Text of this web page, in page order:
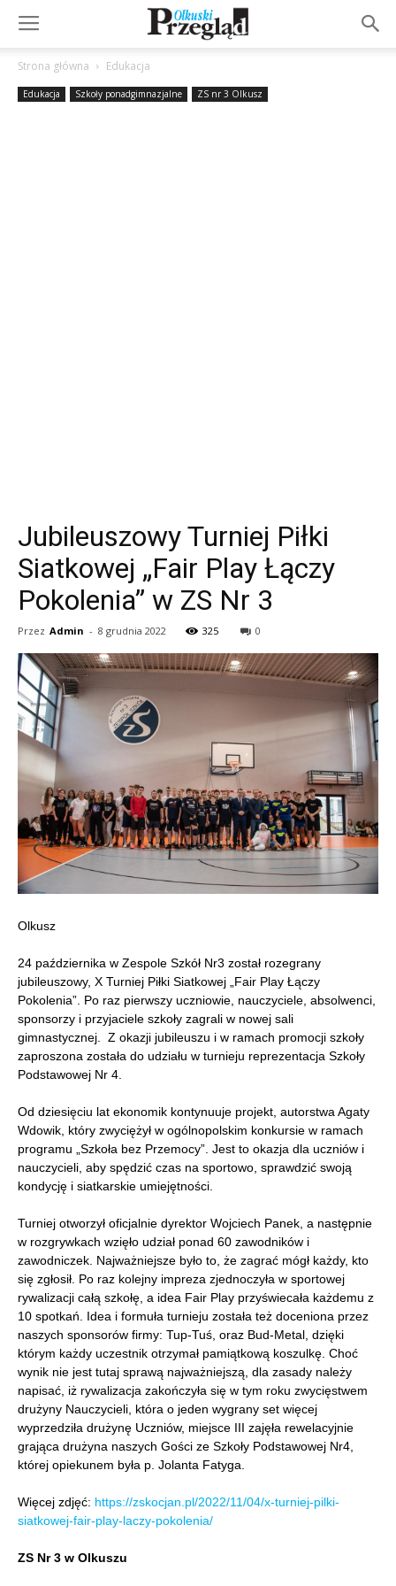
Strona główna Edukacja
Edukacja Szkoły ponadgimnazjalne ZS nr 3 Olkusz
Jubileuszowy Turniej Piłki
Siatkowej „Fair Play Łączy
Pokolenia” w ZS Nr 3
Przez Admin - 8 grudnia 2022 325 0
Olkusz
24 października w Zespole Szkół Nr3 został rozegrany
jubileuszowy, X Turniej Piłki Siatkowej „Fair Play Łączy
Pokolenia”. Po raz pierwszy uczniowie, nauczyciele, absolwenci,
sponsorzy i przyjaciele szkoły zagrali w nowej sali
gimnastycznej. Z okazji jubileuszu i w ramach promocji szkoły
zaproszona została do udziału w turnieju reprezentacja Szkoły
Podstawowej Nr 4.
Od dziesięciu lat ekonomik kontynuuje projekt, autorstwa Agaty
Wdowik, który zwyciężył w ogólnopolskim konkursie w ramach
programu „Szkoła bez Przemocy”. Jest to okazja dla uczniów i
nauczycieli, aby spędzić czas na sportowo, sprawdzić swoją
kondycję i siatkarskie umiejętności.
Turniej otworzył oficjalnie dyrektor Wojciech Panek, a następnie
w rozgrywkach wzięło udział ponad 60 zawodników i
zawodniczek. Najważniejsze było to, że zagrać mógł każdy, kto
się zgłosił. Po raz kolejny impreza zjednoczyła w sportowej
rywalizacji całą szkołę, a idea Fair Play przyświecała każdemu z
10 spotkań. Idea i formuła turnieju została też doceniona przez
naszych sponsorów firmy: Tup-Tuś, oraz Bud-Metal, dzięki
którym każdy uczestnik otrzymał pamiątkową koszulkę. Choć
wynik nie jest tutaj sprawą najważniejszą, dla zasady należy
napisać, iż rywalizacja zakończyła się w tym roku zwycięstwem
drużyny Nauczycieli, która o jeden wygrany set więcej
wyprzedziła drużynę Uczniów, miejsce III zajęła rewelacyjnie
grająca drużyna naszych Gości ze Szkoły Podstawowej Nr4,
której opiekunem była p. Jolanta Fatyga.
Więcej zdjęć: https://zskocjan.pl/2022/11/04/x-turniej-pilki-
siatkowej-fair-play-laczy-pokolenia/
ZS Nr 3 w Olkuszu